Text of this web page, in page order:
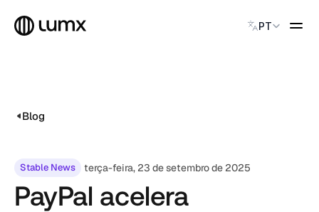
PT
Accept payments instantly
Blog
Stable News terça-feira, 23 de setembro de 2025
PayPal acelera